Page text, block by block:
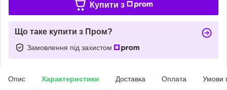
Купити з
Що таке купити з Пром?
Замовлення під захистом
Опис Характеристики Доставка Оплата Умови